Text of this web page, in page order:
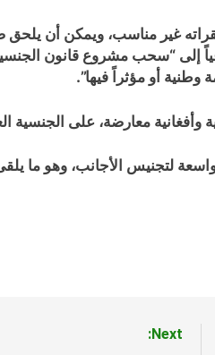
غير مناسب، ويمكن أن يلحق
إلى “سحب مشروع قانون
أو مؤثراً فيها”.
معارضة، على الجنسية
لتجنيس الأجانب، وهو ما
Next: